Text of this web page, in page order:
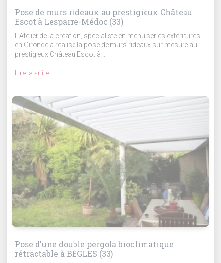
Pose de murs rideaux au prestigieux Château
Escot à Lesparre-Médoc (33)
L'Atelier de la création, spécialiste en menuiseries extérieures
en Gironde a réalisé la pose de murs rideaux sur mesure au
prestigieux Château Escot à ...
Lire la suite
Pose d'une double pergola bioclimatique
rétractable à BÈGLES (33)